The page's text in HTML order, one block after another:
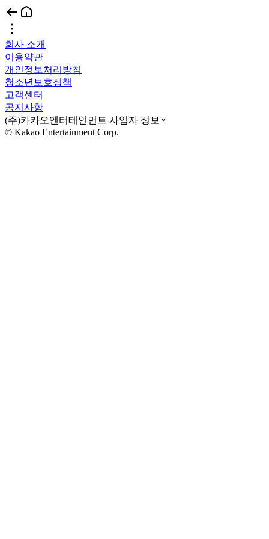
회사 소개
이용약관
개인정보처리방침
청소년보호정책
고객센터
공지사항
(주)카카오엔터테인먼트 사업자 정보
© Kakao Entertainment Corp.